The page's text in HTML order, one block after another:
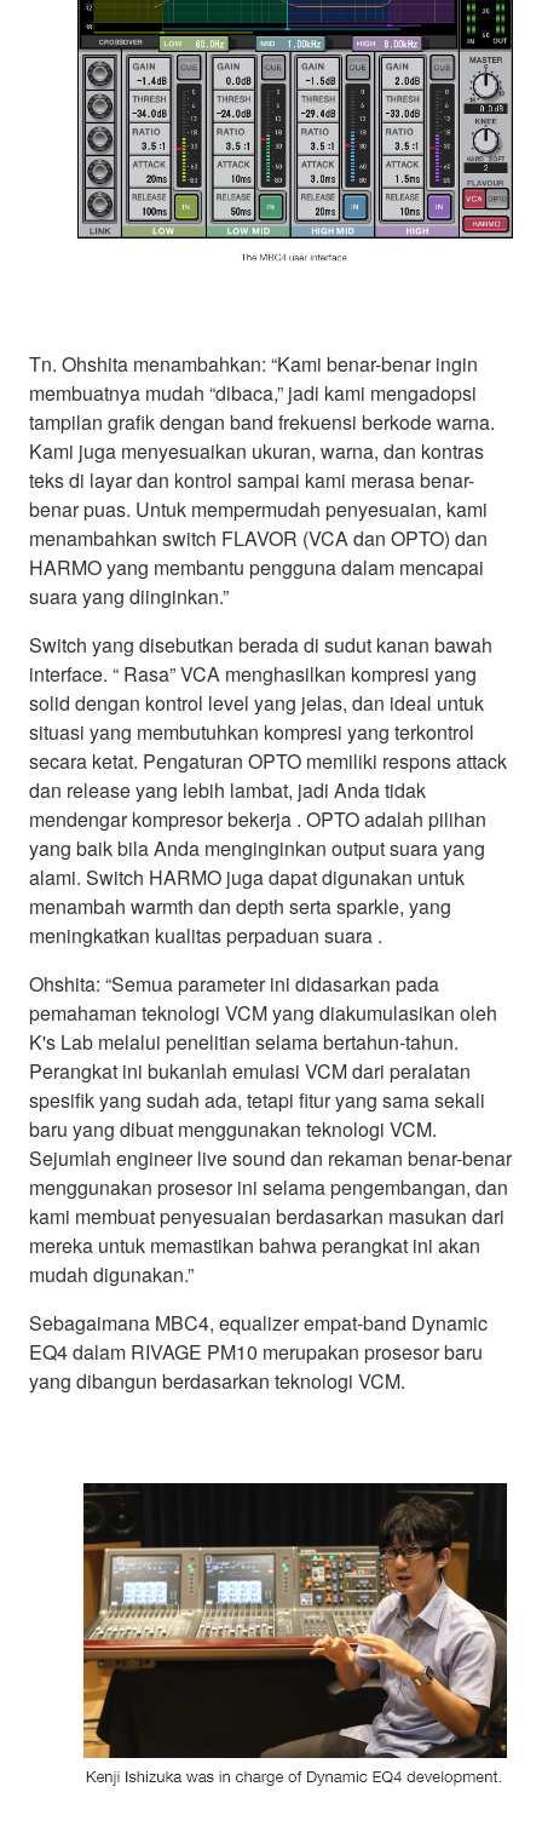
Tn. Ohshita menambahkan: “Kami benar-benar ingin
membuatnya mudah “dibaca,” jadi kami mengadopsi
tampilan grafik dengan band frekuensi berkode warna.
Kami juga menyesuaikan ukuran, warna, dan kontras
teks di layar dan kontrol sampai kami merasa benar-
benar puas. Untuk mempermudah penyesuaian, kami
menambahkan switch FLAVOR (VCA dan OPTO) dan
HARMO yang membantu pengguna dalam mencapai
suara yang diinginkan.”
Switch yang disebutkan berada di sudut kanan bawah
interface. “ Rasa” VCA menghasilkan kompresi yang
solid dengan kontrol level yang jelas, dan ideal untuk
situasi yang membutuhkan kompresi yang terkontrol
secara ketat. Pengaturan OPTO memiliki respons attack
dan release yang lebih lambat, jadi Anda tidak
mendengar kompresor bekerja . OPTO adalah pilihan
yang baik bila Anda menginginkan output suara yang
alami. Switch HARMO juga dapat digunakan untuk
menambah warmth dan depth serta sparkle, yang
meningkatkan kualitas perpaduan suara .
Ohshita: “Semua parameter ini didasarkan pada
pemahaman teknologi VCM yang diakumulasikan oleh
K's Lab melalui penelitian selama bertahun-tahun.
Perangkat ini bukanlah emulasi VCM dari peralatan
spesifik yang sudah ada, tetapi fitur yang sama sekali
baru yang dibuat menggunakan teknologi VCM.
Sejumlah engineer live sound dan rekaman benar-benar
menggunakan prosesor ini selama pengembangan, dan
kami membuat penyesuaian berdasarkan masukan dari
mereka untuk memastikan bahwa perangkat ini akan
mudah digunakan.”
Sebagaimana MBC4, equalizer empat-band Dynamic
EQ4 dalam RIVAGE PM10 merupakan prosesor baru
yang dibangun berdasarkan teknologi VCM.